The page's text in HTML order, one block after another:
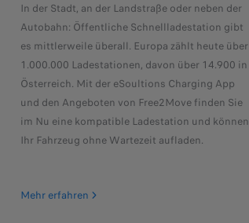
In der Stadt, an der Landstraße oder neben der
Autobahn: Öffentliche Schnellladestation gibt
es mittlerweile überall. Europa zählt heute über
1.000.000 Ladestationen, davon über 14.900 in
Österreich. Mit der eSoultions Charging App
und den Angeboten von Free2Move finden Sie
im Nu eine kompatible Ladestation und können
Ihr Fahrzeug ohne Wartezeit aufladen.
Mehr erfahren